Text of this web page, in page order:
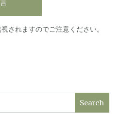
されますのでご注意ください。
Search